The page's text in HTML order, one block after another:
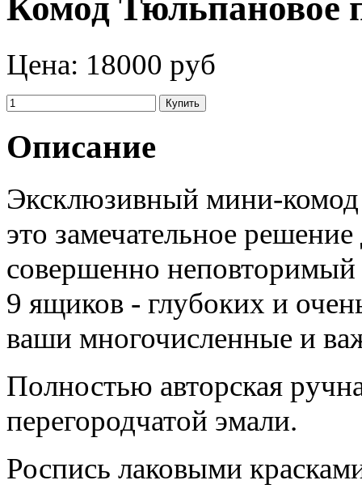
Комод Тюльпановое
Цена: 18000 руб
Описание
Эксклюзивный мини-комод
это замечательное
совершенно неповторимый
9 ящиков - глубоких и
ваши многочисленные и
Полностью авторская
перегородчатой эмали.
Роспись лаковыми